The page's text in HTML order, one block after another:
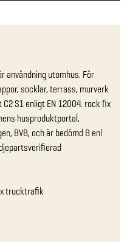
användning utomhus. För
socklar, terrass, murverk
S1 enligt EN 12004. rock fix
husproduktportal,
BVB, och är bedömd B enl
trucktrafik